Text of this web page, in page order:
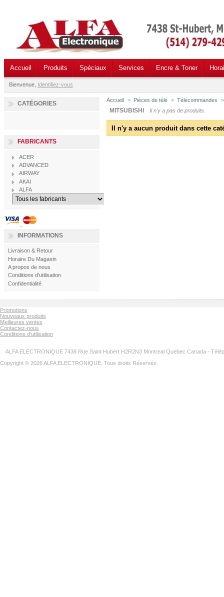
Accueil Produits Spéciaux Services Encre & Toner
Bienvenue, Identifiez-vous
CATÉGORIES
FABRICANTS
ACER
ADVANCED
AIRWAY
AKAI
ALFA
INFORMATIONS
Livraison & Retour
Horaire Du Magasin
A propos de nous
Conditions d'utilisation
Confidentialité
Accueil > Pièces de télé > Télécommandes >
MITSUBISHI Il n'y a pas de produits.
Il n'y a aucun produit dans cette
Promotions
Nouveaux produits
Meilleures ventes
Contactez-nous
Conditions d'utilisation
ALFA ELECTRONIQUE 7438 Rue Saint Hubert H2R2N3 Montreal Quebec Canada -
Copyright © 2026 ALFA ELECTRONIQUE. Tous droits Réservés.